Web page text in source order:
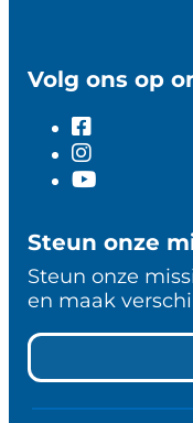
Volg ons op
Steun onze
Steun onze
en maak